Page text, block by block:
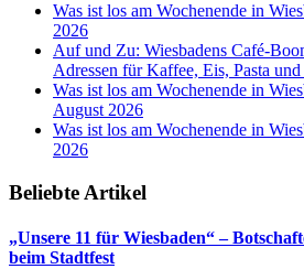
Was ist los am Wochenende in
2026
Auf und Zu: Wiesbadens Café-
Adressen für Kaffee, Eis, Pasta
Was ist los am Wochenende in
August 2026
Was ist los am Wochenende in
2026
Beliebte Artikel
„Unsere 11 für Wiesbaden“ –
beim Stadtfest